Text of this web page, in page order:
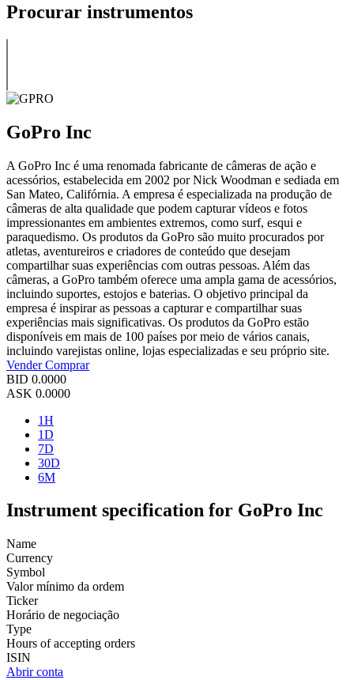
Procurar instrumentos
GoPro Inc
A GoPro Inc é uma renomada fabricante de câmeras de ação e
acessórios, estabelecida em 2002 por Nick Woodman e sediada em
San Mateo, Califórnia. A empresa é especializada na produção de
câmeras de alta qualidade que podem capturar vídeos e fotos
impressionantes em ambientes extremos, como surf, esqui e
paraquedismo. Os produtos da GoPro são muito procurados por
atletas, aventureiros e criadores de conteúdo que desejam
compartilhar suas experiências com outras pessoas. Além das
câmeras, a GoPro também oferece uma ampla gama de acessórios,
incluindo suportes, estojos e baterias. O objetivo principal da
empresa é inspirar as pessoas a capturar e compartilhar suas
experiências mais significativas. Os produtos da GoPro estão
disponíveis em mais de 100 países por meio de vários canais,
incluindo varejistas online, lojas especializadas e seu próprio site.
VenderComprar
BID 0.0000
ASK 0.0000
1H
1D
7D
30D
6M
Instrument specification for GoPro Inc
Name
Currency
Symbol
Valor mínimo da ordem
Ticker
Horário de negociação
Type
Hours of accepting orders
ISIN
Abrir conta